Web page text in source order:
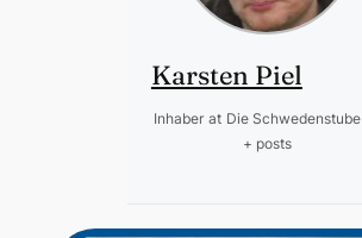
Karsten Piel
Inhaber at Die Schwedenstube
+ posts